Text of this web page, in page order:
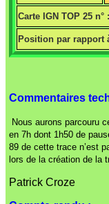
Carte IGN TOP 25 n° :
Position par rapport
Commentaires
Nous aurons parcouru
en 7h dont 1h50 de
89 de cette trace n’est
lors de la création de la
Patrick Croze